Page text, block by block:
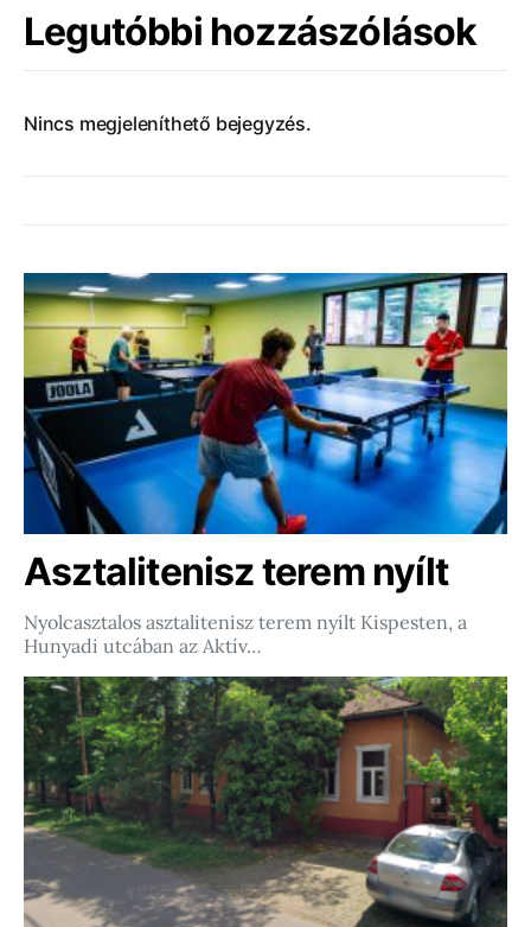
Legutóbbi hozzászólások
Nincs megjeleníthető bejegyzés.
Asztalitenisz terem nyílt
Nyolcasztalos asztalitenisz terem nyílt Kispesten, a
Hunyadi utcában az Aktív…